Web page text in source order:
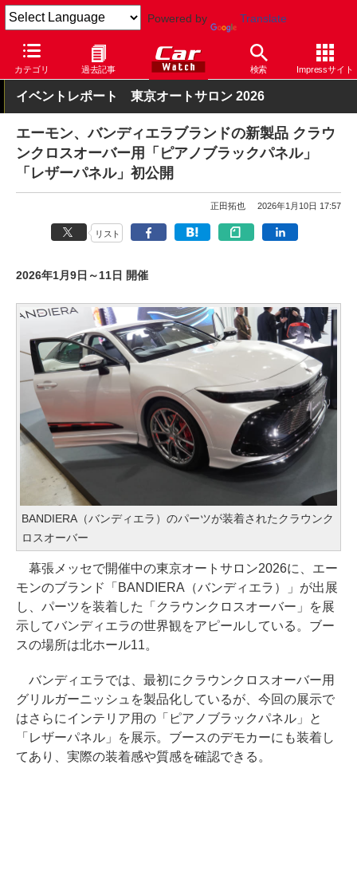
Powered by Translate
カテゴリ 過去記事 検索 Impressサイト
Car Watch カスタム カー用品
イベントレポート 東京オートサロン 2026
エーモン、バンディエラブランドの新製品 クラウ
ンクロスオーバー用「ピアノブラックパネル」
「レザーパネル」初公開
正田拓也 2026年1月10日 17:57
リスト
2026年1月9日～11日 開催
BANDIERA（バンディエラ）のパーツが装着されたクラウンク
ロスオーバー
幕張メッセで開催中の東京オートサロン2026に、エー
モンのブランド「BANDIERA（バンディエラ）」が出展
し、パーツを装着した「クラウンクロスオーバー」を展
示してバンディエラの世界観をアピールしている。ブー
スの場所は北ホール11。
バンディエラでは、最初にクラウンクロスオーバー用
グリルガーニッシュを製品化しているが、今回の展示で
はさらにインテリア用の「ピアノブラックパネル」と
「レザーパネル」を展示。ブースのデモカーにも装着し
てあり、実際の装着感や質感を確認できる。